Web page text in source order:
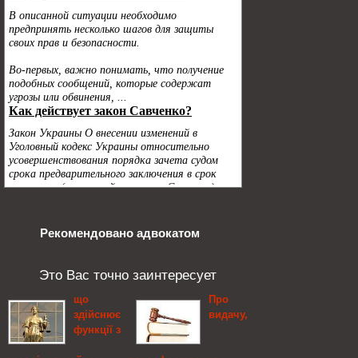
Рекомендовано адвокатом
Это Вас точно заинтересует
що
здійснює
функції з
Про
видачу,